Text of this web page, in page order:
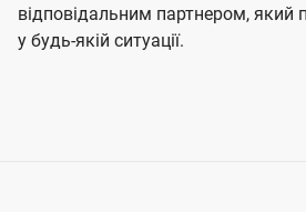
відповідальним партнером, який
у будь-якій ситуації.